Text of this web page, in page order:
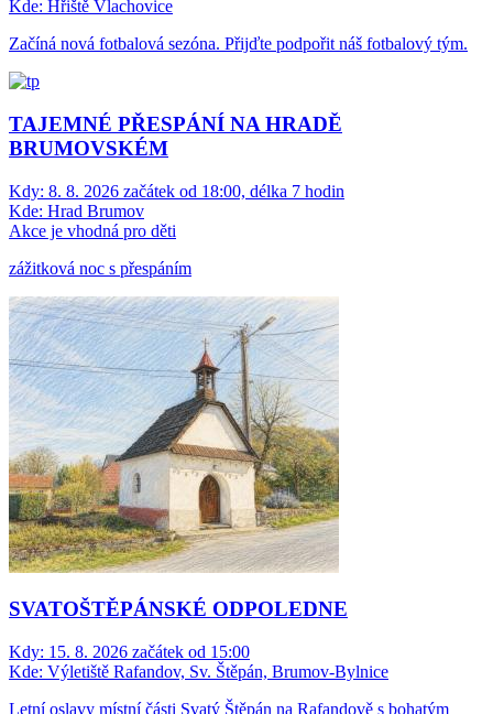
Kde: Hřiště Vlachovice
Začíná nová fotbalová sezóna. Přijďte podpořit náš fotbalový tým.
TAJEMNÉ PŘESPÁNÍ NA HRADĚ
BRUMOVSKÉM
Kdy: 8. 8. 2026 začátek od 18:00, délka 7 hodin
Kde: Hrad Brumov
Akce je vhodná pro děti
zážitková noc s přespáním
SVATOŠTĚPÁNSKÉ ODPOLEDNE
Kdy: 15. 8. 2026 začátek od 15:00
Kde: Výletiště Rafandov, Sv. Štěpán, Brumov-Bylnice
Letní oslavy místní části Svatý Štěpán na Rafandově s bohatým